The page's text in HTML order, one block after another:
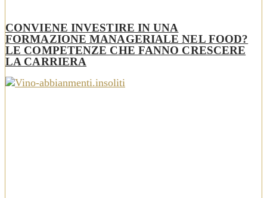
CONVIENE INVESTIRE IN UNA
FORMAZIONE MANAGERIALE NEL FOOD?
LE COMPETENZE CHE FANNO CRESCERE
LA CARRIERA